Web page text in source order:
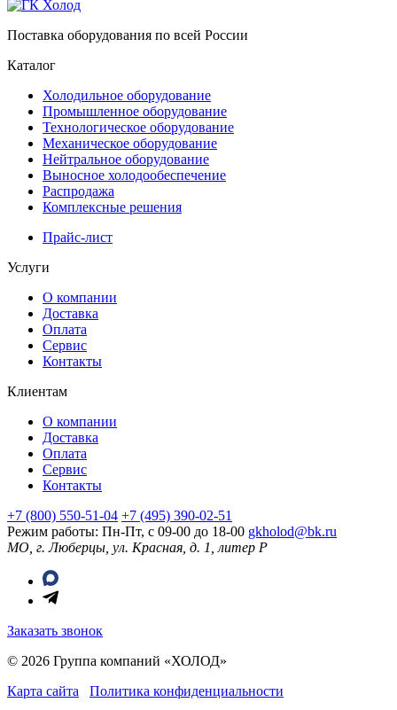
Поставка оборудования по всей России
Каталог
Холодильное оборудование
Промышленное оборудование
Технологическое оборудование
Механическое оборудование
Нейтральное оборудование
Выносное холодообеспечение
Распродажа
Комплексные решения
Прайс-лист
Услуги
О компании
Доставка
Оплата
Сервис
Контакты
Клиентам
О компании
Доставка
Оплата
Сервис
Контакты
+7 (800) 550-51-04 +7 (495) 390-02-51
Режим работы: Пн-Пт, с 09-00 до 18-00 gkholod@bk.ru
МО, г. Люберцы, ул. Красная, д. 1, литер Р
Заказать звонок
© 2026 Группа компаний «ХОЛОД»
Карта сайта
Политика конфиденциальности